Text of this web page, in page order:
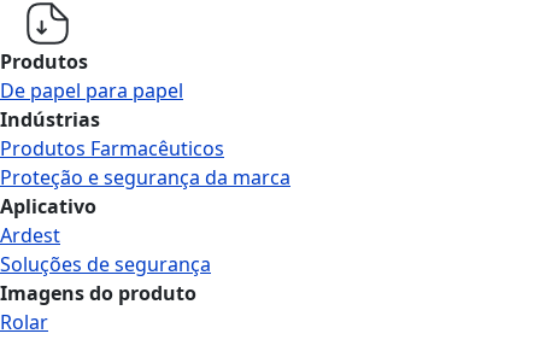
Produtos
De papel para papel
Indústrias
Produtos Farmacêuticos
Proteção e segurança da marca
Aplicativo
Ardest
Soluções de segurança
Imagens do produto
Rolar